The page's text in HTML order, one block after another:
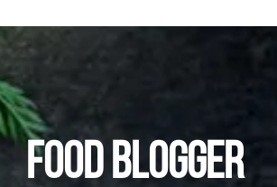
FOOD BLOGGER